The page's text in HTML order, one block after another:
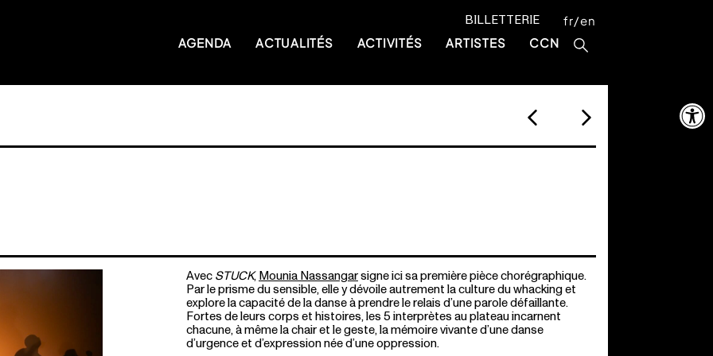
Ouvrir
BILLETTERIE fr en
AGENDA
ACTUALITÉS ACTIVITÉS ARTISTES CCN
AvecSTUCK,Mounia Nassangarsigne ici sa première pièce chorégraphique.
Par le prisme du sensible, elle y dévoile autrement la culture du whacking et
explore la capacité de la danse à prendre le relais d’une parole défaillante.
Fortes de leurs corps et histoires, les 5 interprètes au plateau incarnent
chacune, à même la chair et le geste, la mémoire vivante d’une danse
d’urgence et d’expression née d’une oppression.